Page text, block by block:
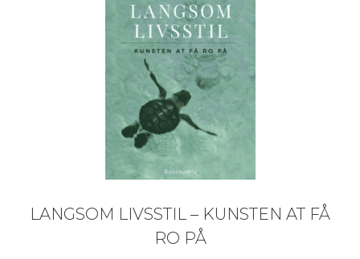
LANGSOM LIVSSTIL – KUNSTEN AT FÅ
RO PÅ